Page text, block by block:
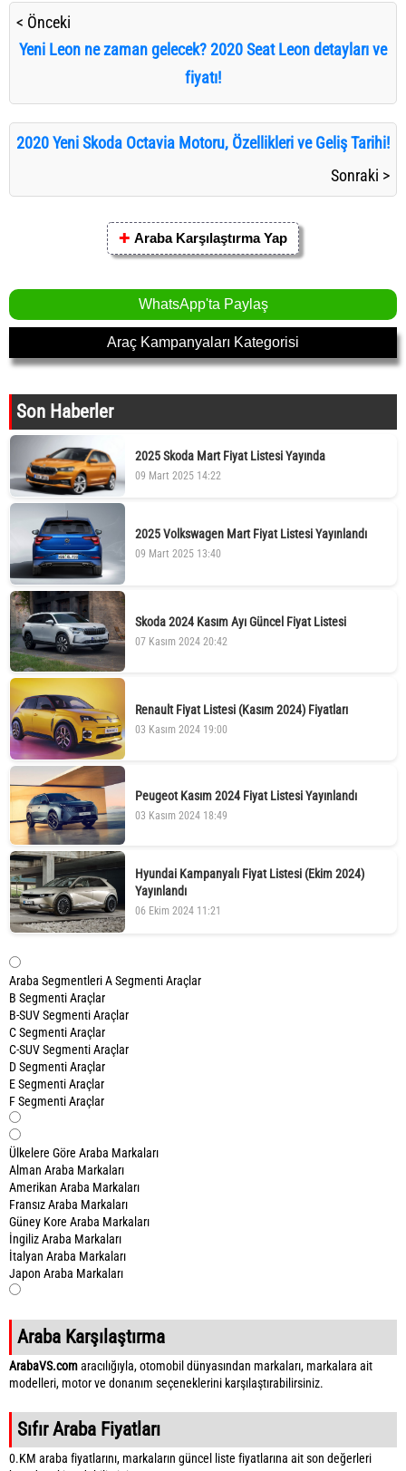
< Önceki
Yeni Leon ne zaman gelecek? 2020 Seat Leon detayları ve
fiyatı!
2020 Yeni Skoda Octavia Motoru, Özellikleri ve Geliş Tarihi!
Sonraki >
✚ Araba Karşılaştırma Yap
WhatsApp'ta Paylaş
Araç Kampanyaları Kategorisi
Son Haberler
2025 Skoda Mart Fiyat Listesi Yayında
09 Mart 2025 14:22
2025 Volkswagen Mart Fiyat Listesi Yayınlandı
09 Mart 2025 13:40
Skoda 2024 Kasım Ayı Güncel Fiyat Listesi
07 Kasım 2024 20:42
Renault Fiyat Listesi (Kasım 2024) Fiyatları
03 Kasım 2024 19:00
Peugeot Kasım 2024 Fiyat Listesi Yayınlandı
03 Kasım 2024 18:49
Hyundai Kampanyalı Fiyat Listesi (Ekim 2024)
Yayınlandı
06 Ekim 2024 11:21
Araba SegmentleriA Segmenti Araçlar
B Segmenti Araçlar
B-SUV Segmenti Araçlar
C Segmenti Araçlar
C-SUV Segmenti Araçlar
D Segmenti Araçlar
E Segmenti Araçlar
F Segmenti Araçlar
Ülkelere Göre Araba Markaları
Alman Araba Markaları
Amerikan Araba Markaları
Fransız Araba Markaları
Güney Kore Araba Markaları
İngiliz Araba Markaları
İtalyan Araba Markaları
Japon Araba Markaları
Araba Karşılaştırma
ArabaVS.comaracılığıyla, otomobil dünyasından markaları, markalara ait
modelleri, motor ve donanım seçeneklerini karşılaştırabilirsiniz.
Sıfır Araba Fiyatları
0.KM araba fiyatlarını, markaların güncel liste fiyatlarına ait son değerleri